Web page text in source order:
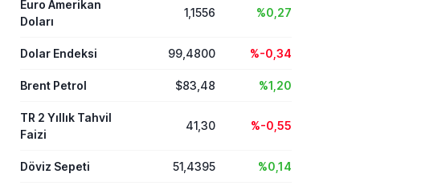
Euro Amerikan
Doları
1,1556 %0,27
Dolar Endeksi 99,4800 %-0,34
Brent Petrol $83,48 %1,20
TR 2 Yıllık Tahvil
Faizi
41,30 %-0,55
Döviz Sepeti 51,4395 %0,14